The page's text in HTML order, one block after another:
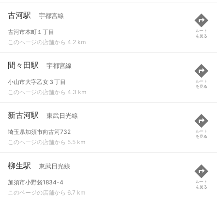
古河駅 宇都宮線
古河市本町１丁目
このページの店舗から 4.2 km
ルート
を見る
間々田駅 宇都宮線
小山市大字乙女３丁目
このページの店舗から 4.3 km
ルート
を見る
新古河駅 東武日光線
埼玉県加須市向古河732
このページの店舗から 5.5 km
ルート
を見る
柳生駅 東武日光線
加須市小野袋1834-4
このページの店舗から 6.7 km
ルート
を見る